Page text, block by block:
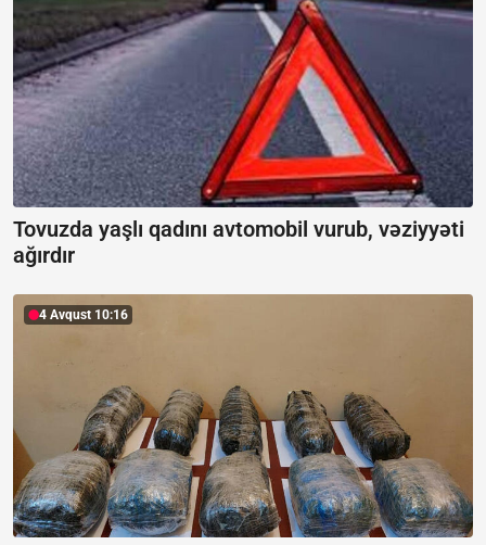
Tovuzda yaşlı qadını avtomobil vurub, vəziyyəti
ağırdır
4 Avqust 10:16